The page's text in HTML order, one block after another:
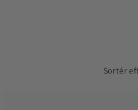
Sortér